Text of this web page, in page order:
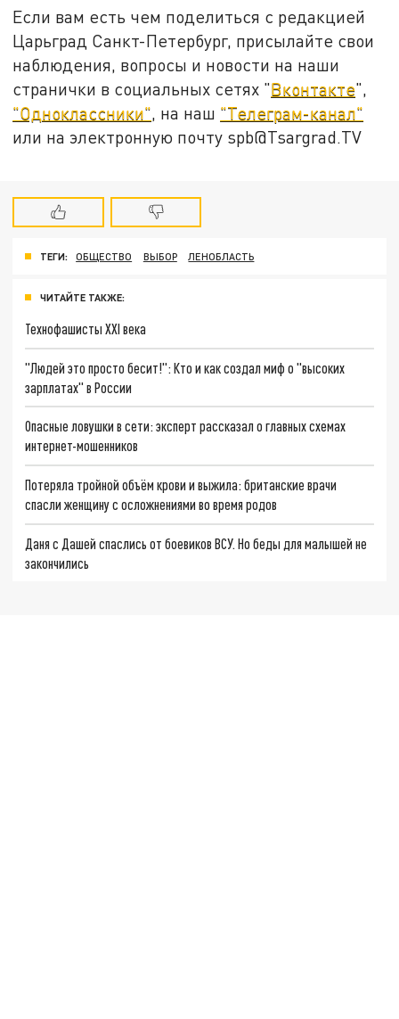
Если вам есть чем поделиться с редакцией
Царьград Санкт-Петербург, присылайте свои
наблюдения, вопросы и новости на наши
странички в социальных сетях "Вконтакте",
"Одноклассники" , на наш "Телеграм-канал"
или на электронную почту spb@Tsargrad.TV
ТЕГИ: ОБЩЕСТВО ВЫБОР ЛЕНОБЛАСТЬ
ЧИТАЙТЕ ТАКЖЕ:
Технофашисты XXI века
"Людей это просто бесит!": Кто и как создал миф о "высоких
зарплатах" в России
Опасные ловушки в сети: эксперт рассказал о главных схемах
интернет-мошенников
Потеряла тройной объём крови и выжила: британские врачи
спасли женщину с осложнениями во время родов
Даня с Дашей спаслись от боевиков ВСУ. Но беды для малышей не
закончились